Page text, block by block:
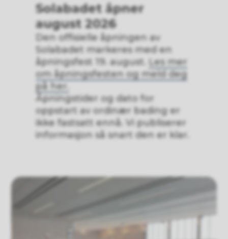
Solabadet åpner
august 2026
Den offisielle åpningen av
Solabadet markeres med en
åpningsfest 19. august. Les mer
om åpningsfesten og meld deg
på her.
Åpningstider og dato for
oppstart av ordinær bading er
ikke fastsatt ennå. Vi publiserer
informasjon så snart den er klar.